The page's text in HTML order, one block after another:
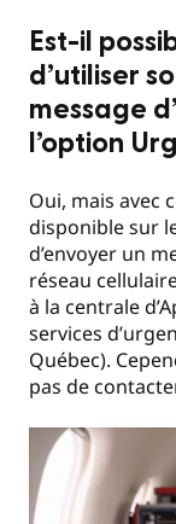
Est-il
d’utiliser
message
l’option
Oui, mais avec
disponible sur
d’envoyer un
réseau
à la centrale
services
Québec).
pas de